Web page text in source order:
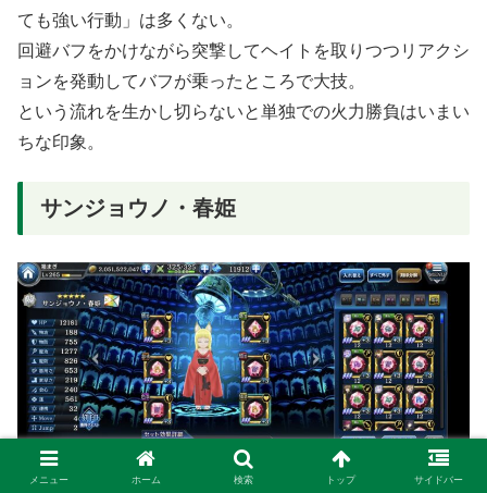
ても強い行動」は多くない。
回避バフをかけながら突撃してヘイトを取りつつリアクシ
ョンを発動してバフが乗ったところで大技。
という流れを生かし切らないと単独での火力勝負はいまい
ちな印象。
サンジョウノ・春姫
メニュー ホーム 検索 トップ サイドバー